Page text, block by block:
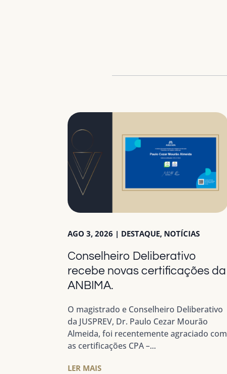
Conselheiro Deliberativo
recebe novas certificações da
ANBIMA.
AGO 3, 2026 | DESTAQUE, NOTÍCIAS
O magistrado e Conselheiro Deliberativo
da JUSPREV, Dr. Paulo Cezar Mourão
Almeida, foi recentemente agraciado com
as certificações CPA –...
LER MAIS